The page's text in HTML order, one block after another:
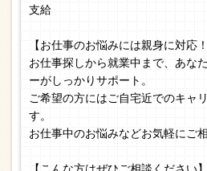
支給
【お仕事のお悩みには親身に対応！
お仕事探しから就業中まで、あな
ーがしっかりサポート。
ご希望の方にはご自宅近でのキャ
す。
お仕事中のお悩みなどお気軽にご